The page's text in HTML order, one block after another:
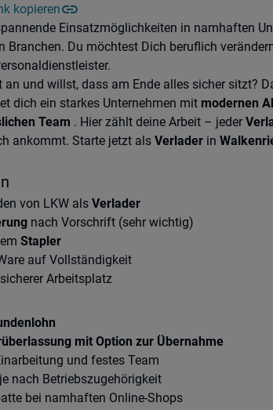
, 99734 Nordhausen
teilen
teilen
kopieren
Einsatzmöglichkeiten in namhaften
Branchen. Du möchtest Dich beruflich
an und willst, dass am Ende alles sicher sitzt?
dich ein starkes Unternehmen mit modernen
Team . Hier zählt deine Arbeit – jeder
ankommt. Starte jetzt als Verladerin
von LKW als Verlader
nach Vorschrift (sehr wichtig)
Stapler
auf Vollständigkeit
Arbeitsplatz
mit Option zur Übernahme
und festes Team
nach Betriebszugehörigkeit
bei namhaften Online-Shops